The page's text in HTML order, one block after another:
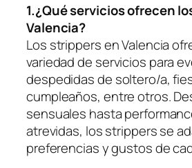
1.¿Qué servicios ofrecen
Valencia?
Los​ strippers en ⁢Valencia
variedad de servicios para
despedidas ‌de soltero/a,
cumpleaños, entre otros.
sensuales‍ hasta⁤
⁣atrevidas, los‍ strippers se
⁤preferencias y gustos de